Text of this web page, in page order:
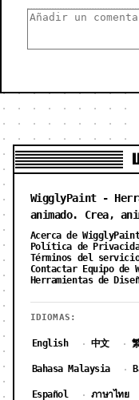
WigglyPaint -
animado. Crea,
Acerca de
Política de
Términos del
Contactar Equipo de
Herramientas de
IDIOMAS:
English · 中文 ·
Bahasa Malaysia ·
Español · ภาษาไทย